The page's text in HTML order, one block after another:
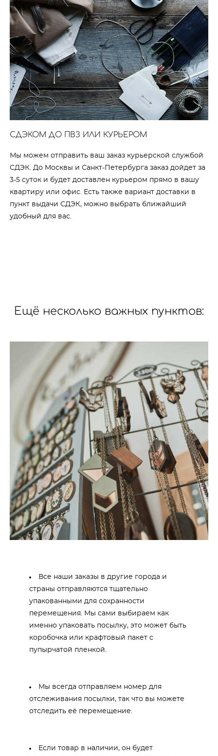
СДЭКОМ ДО ПВЗ ИЛИ КУРЬЕРОМ
Мы можем отправить ваш заказ курьерской службой
СДЭК. До Москвы и Санкт-Петербурга заказ дойдет за
3-5 суток и будет доставлен курьером прямо в вашу
квартиру или офис. Есть также вариант доставки в
пункт выдачи СДЭК, можно выбрать ближайший
удобный для вас.
Ещё несколько важных пунктов:
Все наши заказы в другие города и
страны отправляются тщательно
упакованными для сохранности
перемещения. Мы сами выбираем как
именно упаковать посылку, это может быть
коробочка или крафтовый пакет с
пупырчатой пленкой.
Мы всегда отправляем номер для
отслеживания посылки, так что вы можете
отследить её перемещение.
Если товар в наличии, он будет